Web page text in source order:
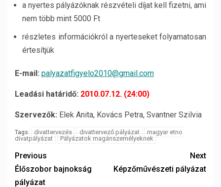
a nyertes pályázóknak részvételi díjat kell fizetni, ami
nem több mint 5000 Ft
részletes információkról a nyerteseket folyamatosan
értesítjük
E-mail: palyazatfigyelo2010@gmail.com
Leadási határidő: 2010.07.12. (24:00)
Szervezők: Elek Anita, Kovács Petra, Svantner Szilvia
Tags: divattervezés divattervező pályázat
magyar etno
divatpályázat
Pályázatok magánszemélyeknek
Previous
Élőszobor bajnokság
pályázat
Next
Képzőművészeti pályázat